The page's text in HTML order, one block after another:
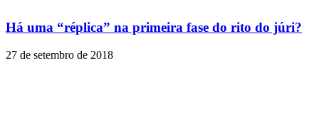
Há uma “réplica” na primeira fase do rito do júri?
27 de setembro de 2018